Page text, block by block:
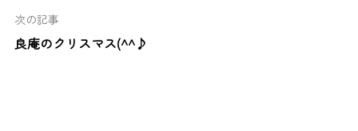
次の記事
良庵のクリスマス(^^♪